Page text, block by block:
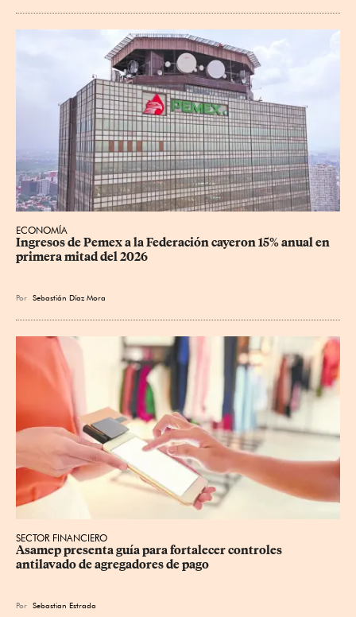
ECONOMÍA
Ingresos de Pemex a la Federación cayeron 15% anual en
primera mitad del 2026
Por Sebastián Díaz Mora
SECTOR FINANCIERO
Asamep presenta guía para fortalecer controles
antilavado de agregadores de pago
Por Sebastian Estrada